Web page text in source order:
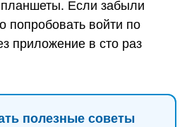
Если забыли
попробовать войти по
приложение в сто раз
полезные советы